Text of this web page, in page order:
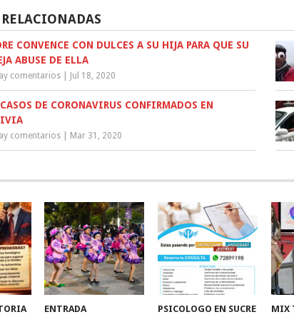
CONVENCE CON DULCES A SU HIJA PARA QUE SU
ABUSE DE ELLA
comentarios Jul 18, 2020
DE CORONAVIRUS CONFIRMADOS EN
comentarios Mar 31, 2020
ENTRADA PSICOLOGO EN SUCRE MIX